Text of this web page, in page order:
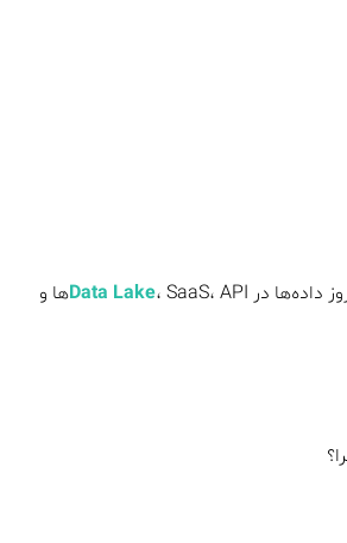
Data Lake، SaaS، APIها و